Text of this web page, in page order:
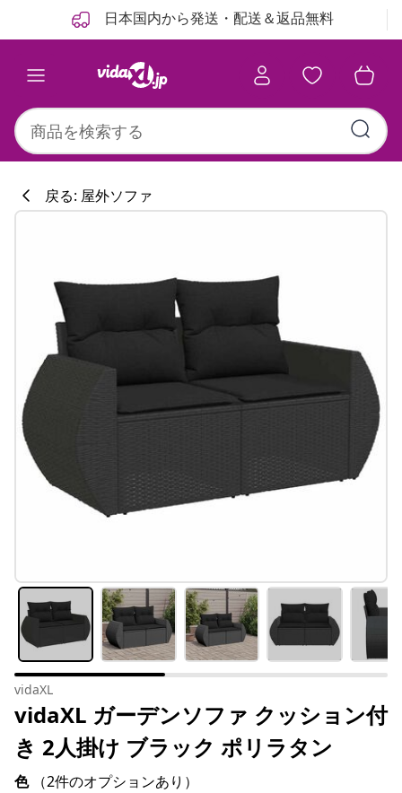
日本国内から発送・配送＆返品無料
戻る: 屋外ソファ
vidaXL
vidaXL ガーデンソファ クッション付
き 2人掛け ブラック ポリラタン
色 （2件のオプションあり）